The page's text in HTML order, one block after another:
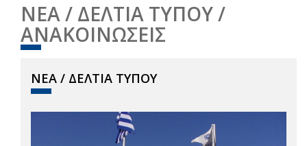
ΝΕΑ / ΔΕΛΤΙΑ ΤΥΠΟΥ /
ΑΝΑΚΟΙΝΩΣΕΙΣ
ΝΕΑ / ΔΕΛΤΙΑ ΤΥΠΟΥ